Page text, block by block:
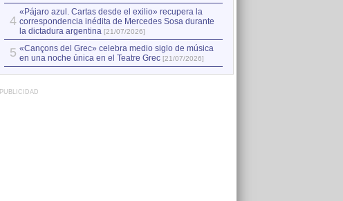
4
«Pájaro azul. Cartas desde el exilio» recupera la
correspondencia inédita de Mercedes Sosa durante
la dictadura argentina [21/07/2026]
5 «Cançons del Grec» celebra medio siglo de música
en una noche única en el Teatre Grec [21/07/2026]
PUBLICIDAD